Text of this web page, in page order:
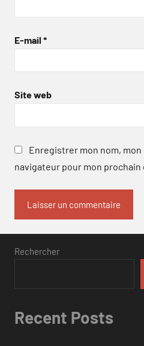
E-mail *
Site web
Enregistrer mon nom,
navigateur pour mon prochain
Rechercher
Recent Posts